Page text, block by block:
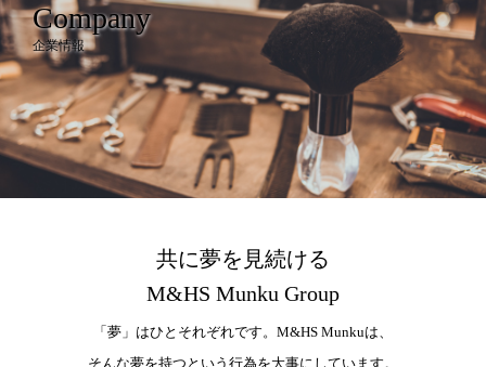
Company
企業情報
共に夢を見続ける
M&HS Munku Group
「夢」はひとそれぞれです。M&HS Munkuは、
そんな夢を持つという行為を大事にしています。